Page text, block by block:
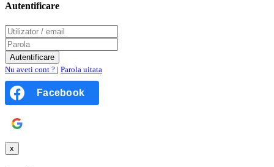
Autentificare
Nu aveti cont ? | Parola uitata
Facebook
x